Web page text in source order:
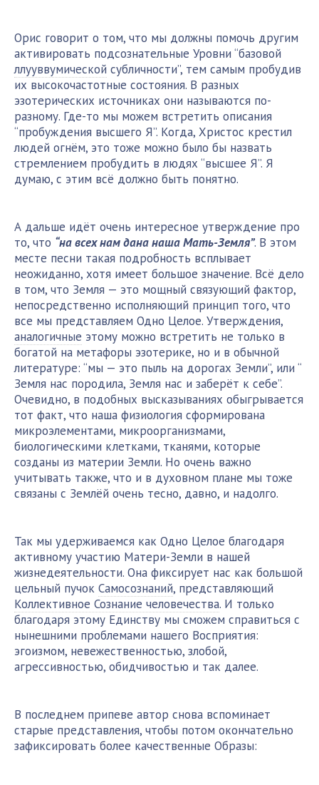
Орис говорит о том, что мы должны помочь другим
активировать подсознательные Уровни “базовой
ллууввумической субличности”, тем самым пробудив
их высокочастотные состояния. В разных
эзотерических источниках они называются по-
разному. Где-то мы можем встретить описания
“пробуждения высшего Я”. Когда, Христос крестил
людей огнём, это тоже можно было бы назвать
стремлением пробудить в людях “высшее Я”. Я
думаю, с этим всё должно быть понятно.
А дальше идёт очень интересное утверждение про
то, что “на всех нам дана наша Мать-Земля”. В этом
месте песни такая подробность всплывает
неожиданно, хотя имеет большое значение. Всё дело
в том, что Земля — это мощный связующий фактор,
непосредственно исполняющий принцип того, что
все мы представляем Одно Целое. Утверждения,
аналогичные этому можно встретить не только в
богатой на метафоры эзотерике, но и в обычной
литературе: “мы — это пыль на дорогах Земли”, или “
Земля нас породила, Земля нас и заберёт к себе”.
Очевидно, в подобных высказываниях обыгрывается
тот факт, что наша физиология сформирована
микроэлементами, микроорганизмами,
биологическими клетками, тканями, которые
созданы из материи Земли. Но очень важно
учитывать также, что и в духовном плане мы тоже
связаны с Землёй очень тесно, давно, и надолго.
Так мы удерживаемся как Одно Целое благодаря
активному участию Матери-Земли в нашей
жизнедеятельности. Она фиксирует нас как большой
цельный пучок Самосознаний, представляющий
Коллективное Сознание человечества. И только
благодаря этому Единству мы сможем справиться с
нынешними проблемами нашего Восприятия:
эгоизмом, невежественностью, злобой,
агрессивностью, обидчивостью и так далее.
В последнем припеве автор снова вспоминает
старые представления, чтобы потом окончательно
зафиксировать более качественные Образы: